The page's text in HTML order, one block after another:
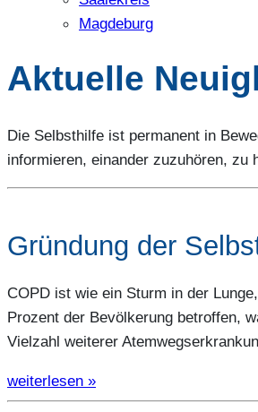
Magdeburg
Aktuelle
Die Selbsthilfe ist permanent in
informieren, einander zuzuhören, zu
Gründung der
COPD ist wie ein Sturm in der
Prozent der Bevölkerung betroffen,
Vielzahl weiterer
weiterlesen »